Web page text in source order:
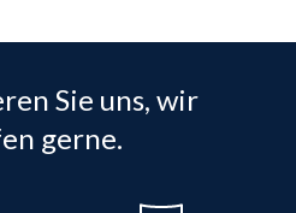
Sie uns, wir
gerne.